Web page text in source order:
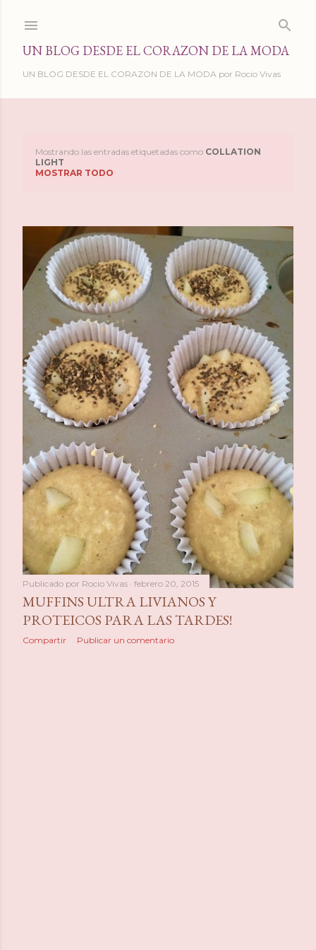
UN BLOG DESDE EL CORAZON DE LA MODA
UN BLOG DESDE EL CORAZON DE LA MODA por Rocio Vivas
t
a
a
s
Mostrando las entradas etiquetadas como COLLATION
LIGHT
MOSTRAR TODO
Publicado por Rocio Vivas febrero 20, 2015
MUFFINS ULTRA LIVIANOS Y
PROTEICOS PARA LAS TARDES!
Compartir Publicar un comentario